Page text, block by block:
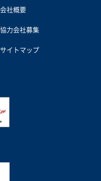
会社概要
協力会社募集
サイトマップ